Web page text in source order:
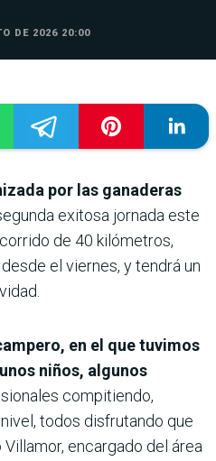
DE 2026 20:00
por las ganaderas
exitosa jornada este
de 40 kilómetros,
el viernes, y tendrá un
en el que tuvimos
niños, algunos
compitiendo,
todos disfrutando que
encargado del área